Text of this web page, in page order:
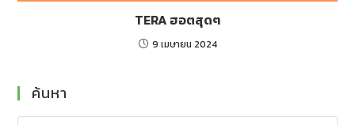
TERA ฮอตสุดๆ
9 เมษายน 2024
ค้นหา